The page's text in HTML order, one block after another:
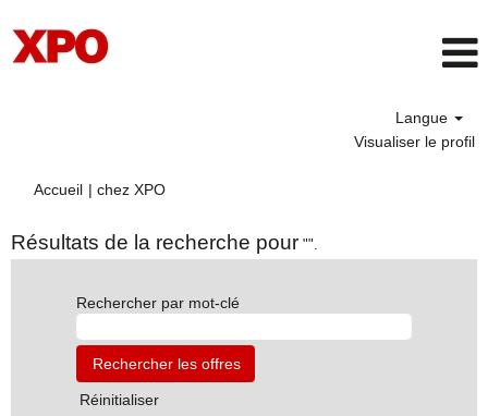
Langue
Visualiser le profil
Accueil | chez XPO(page
Résultats de la recherche pour "".
Rechercher par mot-clé
Réinitialiser